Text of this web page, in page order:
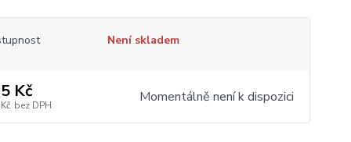
Není skladem
Kč
bez DPH Momentálně není k dispozici